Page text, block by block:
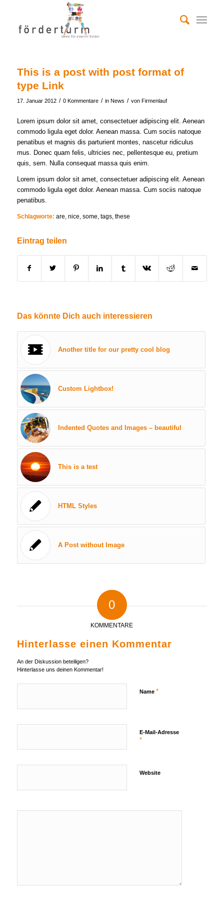
This is a post with post format of
type Link
17. Januar 2012 / 0 Kommentare / in News / von Firmenlauf
Lorem ipsum dolor sit amet, consectetuer adipiscing elit. Aenean
commodo ligula eget dolor. Aenean massa. Cum sociis natoque
penatibus et magnis dis parturient montes, nascetur ridiculus
mus. Donec quam felis, ultricies nec, pellentesque eu, pretium
quis, sem. Nulla consequat massa quis enim.
Lorem ipsum dolor sit amet, consectetuer adipiscing elit. Aenean
commodo ligula eget dolor. Aenean massa. Cum sociis natoque
penatibus.
Schlagworte: are nice some tags, these
Eintrag teilen
Das könnte Dich auch interessieren
Another title for our pretty cool blog
Custom Lightbox!
Indented Quotes and Images – beautiful
This is a test
HTML Styles
A Post without Image
0
KOMMENTARE
Hinterlasse einen Kommentar
An der Diskussion beteiligen?
Hinterlasse uns deinen Kommentar!
Name *
E-Mail-Adresse
*
Website